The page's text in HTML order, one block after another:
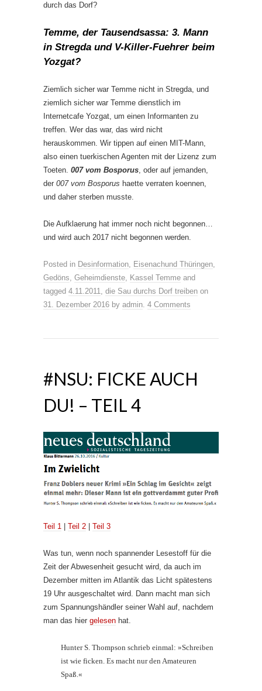
durch das Dorf?
Temme, der Tausendsassa: 3. Mann
in Stregda und V-Killer-Fuehrer beim
Yozgat?
Ziemlich sicher war Temme nicht in Stregda, und
ziemlich sicher war Temme dienstlich im
Internetcafe Yozgat, um einen Informanten zu
treffen. Wer das war, das wird nicht
herauskommen. Wir tippen auf einen MIT-Mann,
also einen tuerkischen Agenten mit der Lizenz zum
Toeten. 007 vom Bosporus, oder auf jemanden,
der 007 vom Bosporus haette verraten koennen,
und daher sterben musste.
Die Aufklaerung hat immer noch nicht begonnen…
und wird auch 2017 nicht begonnen werden.
Posted in Desinformation, Eisenachund Thüringen,
Gedöns, Geheimdienste, Kassel Temme and
tagged 4.11.2011, die Sau durchs Dorf treiben on
31. Dezember 2016 by admin. 4 Comments
#NSU: FICKE AUCH
DU! – TEIL 4
Teil 1 Teil 2 Teil 3
Was tun, wenn noch spannender Lesestoff für die
Zeit der Abwesenheit gesucht wird, da auch im
Dezember mitten im Atlantik das Licht spätestens
19 Uhr ausgeschaltet wird. Dann macht man sich
zum Spannungshändler seiner Wahl auf, nachdem
man das hier gelesen hat.
Hunter S. Thompson schrieb einmal: »Schreiben
ist wie ficken. Es macht nur den Amateuren
Spaß.«